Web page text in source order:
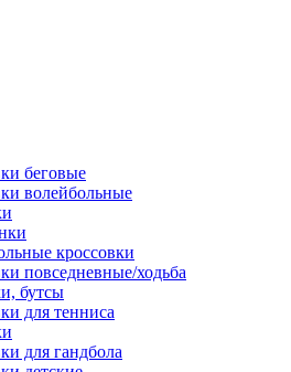
беговые
волейбольные
кроссовки
повседневные/ходьба
бутсы
для тенниса
для гандбола